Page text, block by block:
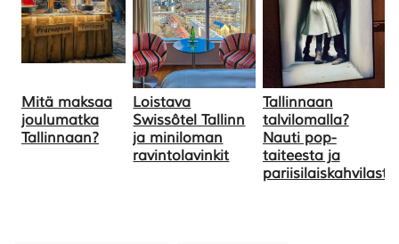
Mitä maksaa
joulumatka
Tallinnaan?
Loistava
Swissôtel Tallinn
ja miniloman
ravintolavinkit
Tallinnaan
talvilomalla?
Nauti pop-
taiteesta ja
pariisilaiskahvilasta